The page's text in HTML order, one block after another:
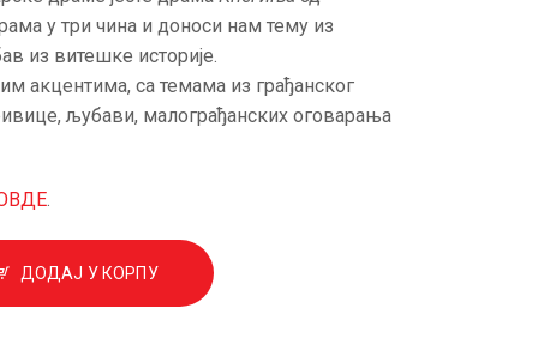
у три чина и доноси нам тему из
из витешке историје.
акцентима, са темама из грађанског
љубави, малограђанских оговарања
.
ДОДАЈ У КОРПУ